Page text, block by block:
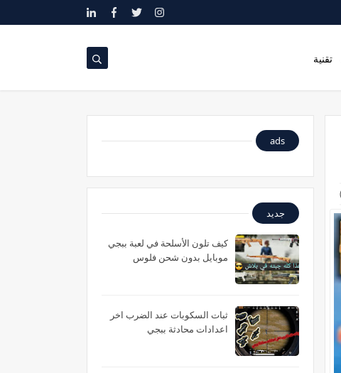
تقنية
ads
جديد
كيف تلون الأسلحة في لعبة ببجي
موبايل بدون شحن فلوس
ثبات السكوبات عند الضرب اخر
اعدادات محادثة ببجي